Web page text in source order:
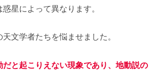
星によって異なります。
文学者たちを悩ませました。
と起こりえない現象であり、地動説の